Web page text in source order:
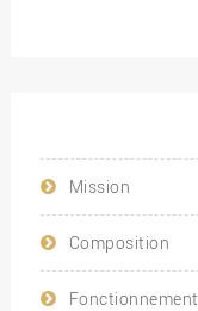
Mission
Composition
Fonctionnement